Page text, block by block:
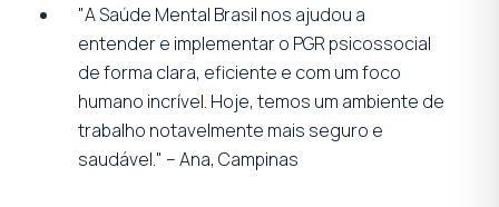
"A Saúde Mental Brasil nos ajudou a
entender e implementar o PGR psicossocial
de forma clara, eficiente e com um foco
humano incrível. Hoje, temos um ambiente de
trabalho notavelmente mais seguro e
saudável." – Ana, Campinas